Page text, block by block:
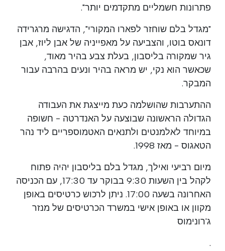
פתרונות חשמליים מתקדמים יותר".
"מגדל בלם שוחזר לפארו המקורי", הדגישה מרגרידה
דונאס בוטו, והצביעה על מאפייניה של אבן ליוז, אבן
גיר שמקורה בליסבון, בעלת צבע בהיר מאוד,
שכאשר הוא נקי, יש מראה בהיר ונעים בהרבה עבור
המבקר.
ההתערבות שהושלמה כעת מייצגת את העבודה
הגדולה הראשונה שבוצעה על האנדרטה - חשופה
במיוחד לאלמנטים ולתנאים האטמוספריים ליד נהר
הטאגוס - מאז 1998.
מיום רביעי ואילך, מגדל בלם בליסבון יהיה פתוח
לקהל בין השעות 9:30 בבוקר עד 17:30, עם הכניסה
האחרונה בשעה 17:00. ניתן לרכוש כרטיסים באופן
מקוון או באופן אישי במשרד הכרטיסים של מנזר
ג'רונימוס
.